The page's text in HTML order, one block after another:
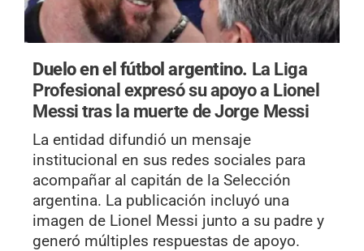
Duelo en el fútbol argentino. La Liga
Profesional expresó su apoyo a Lionel
Messi tras la muerte de Jorge Messi
La entidad difundió un mensaje
institucional en sus redes sociales para
acompañar al capitán de la Selección
argentina. La publicación incluyó una
imagen de Lionel Messi junto a su padre y
generó múltiples respuestas de apoyo.